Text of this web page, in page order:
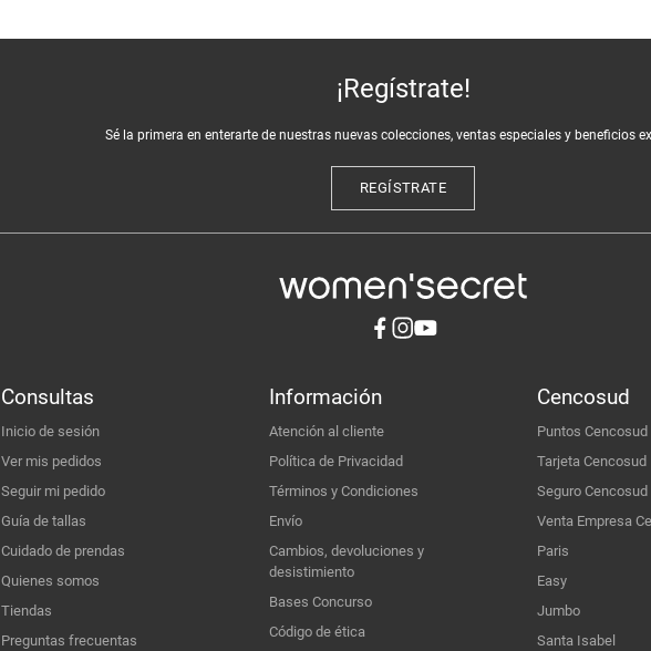
¡Regístrate!
Sé la primera en enterarte de nuestras nuevas colecciones, ventas especiales y beneficios
REGÍSTRATE
Consultas
Inicio de sesión
Ver mis pedidos
Seguir mi pedido
Guía de tallas
Cuidado de prendas
Quienes somos
Tiendas
Preguntas frecuentas
Información
Atención al cliente
Política de Privacidad
Términos y Condiciones
Envío
Cambios, devoluciones y
desistimiento
Bases Concurso
Código de ética
Cencosud
Puntos Cencosud
Tarjeta Cencosud
Seguro Cencosud
Venta Empresa
Paris
Easy
Jumbo
Santa Isabel